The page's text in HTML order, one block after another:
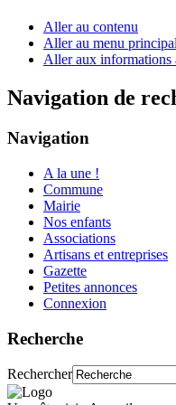
Aller au contenu
Aller au menu
Aller aux informations
Navigation de
Navigation
A la une !
Commune
Mairie
Nos enfants
Associations
Artisans et entreprises
Gazette
Petites annonces
Connexion
Recherche
Rechercher